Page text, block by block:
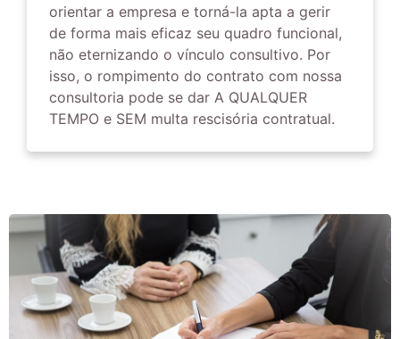
orientar a empresa e torná-la apta a gerir
de forma mais eficaz seu quadro funcional,
não eternizando o vínculo consultivo. Por
isso, o rompimento do contrato com nossa
consultoria pode se dar A QUALQUER
TEMPO e SEM multa rescisória contratual.